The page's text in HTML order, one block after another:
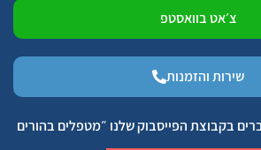
צ׳אט בוואסטפ
שירות והזמנות